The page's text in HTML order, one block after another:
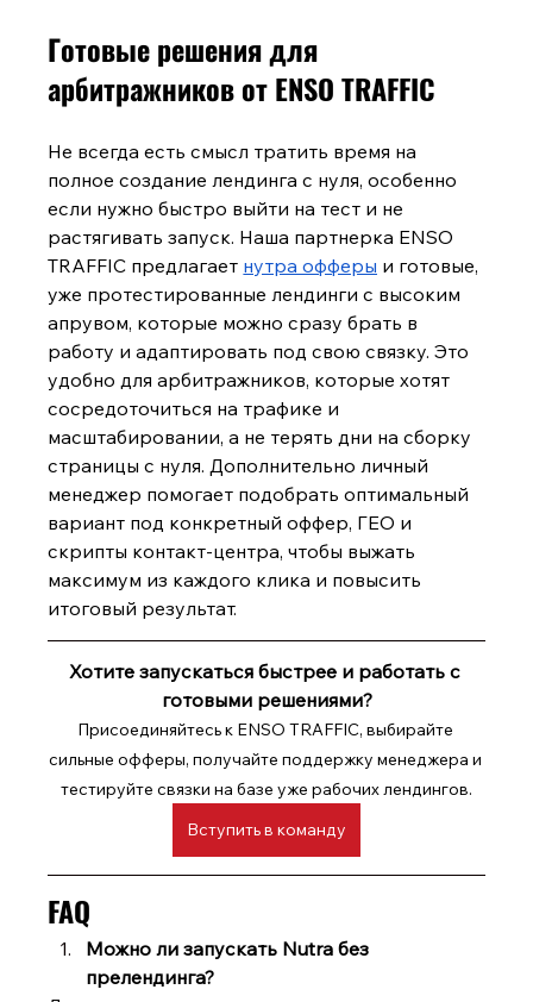
Готовые решения для
арбитражников от ENSO TRAFFIC
Не всегда есть смысл тратить время на
полное создание лендинга с нуля, особенно
если нужно быстро выйти на тест и не
растягивать запуск. Наша партнерка ENSO
TRAFFIC предлагает нутра офферы и готовые,
уже протестированные лендинги с высоким
апрувом, которые можно сразу брать в
работу и адаптировать под свою связку. Это
удобно для арбитражников, которые хотят
сосредоточиться на трафике и
масштабировании, а не терять дни на сборку
страницы с нуля. Дополнительно личный
менеджер помогает подобрать оптимальный
вариант под конкретный оффер, ГЕО и
скрипты контакт-центра, чтобы выжать
максимум из каждого клика и повысить
итоговый результат.
Хотите запускаться быстрее и работать с
готовыми решениями?
Присоединяйтесь к ENSO TRAFFIC, выбирайте
сильные офферы, получайте поддержку менеджера и
тестируйте связки на базе уже рабочих лендингов.
Вступить в команду
FAQ
Можно ли запускать Nutra без
прелендинга?